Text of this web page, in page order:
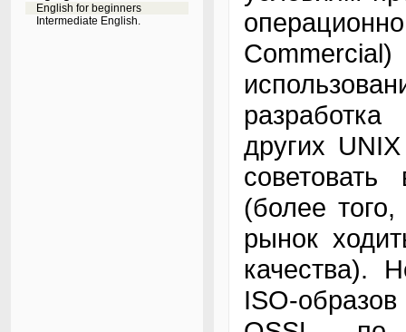
English for beginners
Intermediate English.
других
(более
рынок
качества).
ISO-